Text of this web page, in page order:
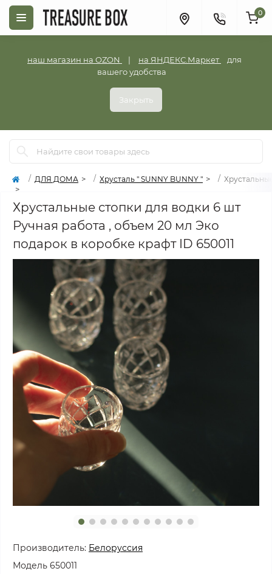
наш магазин на OZON | на ЯНДЕКС.Маркет
для
вашего удобства
Закрыть
0
ДЛЯ ДОМА Хрусталь " SUNNY BUNNY "
Хрустальные стопки для водки 6 шт
Ручная работа , объем 20 мл Эко
подарок в коробке крафт ID 650011
Производитель: Белоруссия
Модель 650011